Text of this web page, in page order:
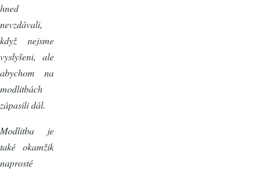
hned
nevzdávali,
když nejsme
vyslyšeni, ale
abychom na
modlitbách
zápasili dál.
Modlitba je
také okamžik
naprosté